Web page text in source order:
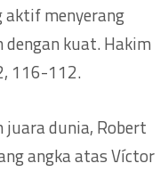
menyerang
kuat. Hakim
116-112.
juara dunia, Robert
angka atas Víctor